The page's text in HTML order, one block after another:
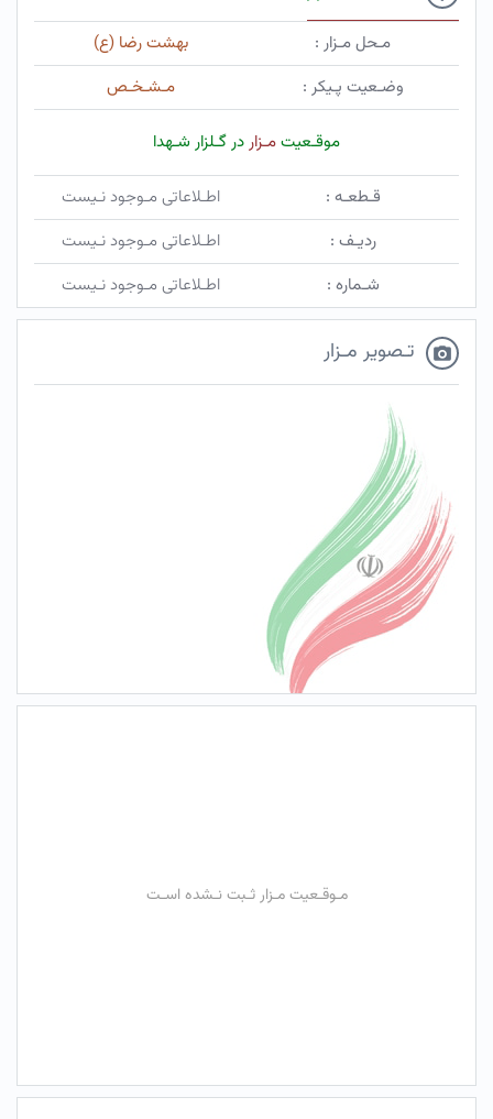
مـحل مـزار :
بهشت رضا (ع)
وضـعیت پـیکر :
مـشـخـص
موقـعیتمـزاردر گـلزار شـهدا
قـطعـه :
اطـلاعاتی مـوجود نـیست
ردیـف :
اطـلاعاتی مـوجود نـیست
شـماره :
اطـلاعاتی مـوجود نـیست
تـصویر مـزار
مـوقـعیت مـزار ثـبت نـشده اسـت